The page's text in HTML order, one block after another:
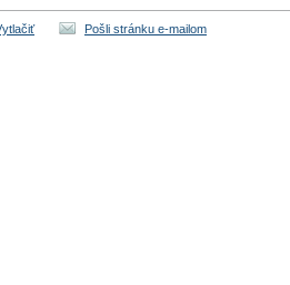
Pošli stránku e-mailom